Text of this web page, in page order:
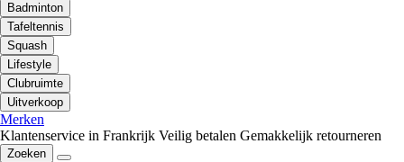
Badminton
Tafeltennis
Squash
Lifestyle
Clubruimte
Uitverkoop
Merken
Klantenservice in Frankrijk Veilig betalen Gemakkelijk retourneren
Zoeken